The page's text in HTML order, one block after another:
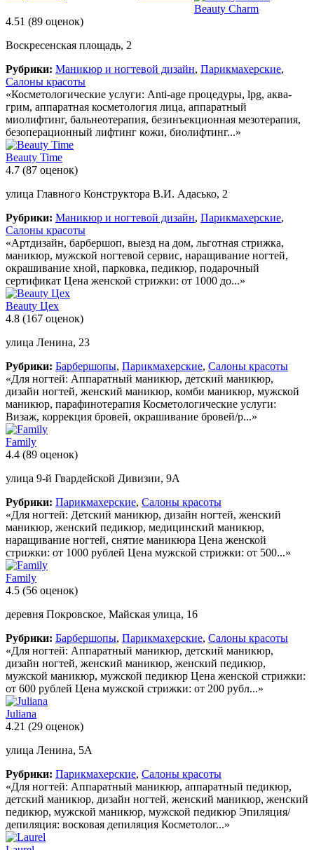
Beauty Charm
4.51 (89 оценок)
Воскресенская площадь, 2
Рубрики: Маникюр и ногтевой дизайн, Парикмахерские,
Салоны красоты
«Косметологические услуги: Anti-age процедуры, lpg, аква-
грим, аппаратная косметология лица, аппаратный
миолифтинг, бальнеотерапия, безинъекционная мезотерапия,
безоперационный лифтинг кожи, биолифтинг...»
Beauty Time
4.7 (87 оценок)
улица Главного Конструктора В.И. Адасько, 2
Рубрики: Маникюр и ногтевой дизайн, Парикмахерские,
Салоны красоты
«Артдизайн, барбершоп, выезд на дом, льготная стрижка,
маникюр, мужской ногтевой сервис, наращивание ногтей,
окрашивание хной, парковка, педикюр, подарочный
сертификат Цена женской стрижки: от 1000 до...»
Beauty Цех
4.8 (167 оценок)
улица Ленина, 23
Рубрики: Барбершопы, Парикмахерские, Салоны красоты
«Для ногтей: Аппаратный маникюр, детский маникюр,
дизайн ногтей, женский маникюр, комби маникюр, мужской
маникюр, парафинотерапия Косметологические услуги:
Визаж, коррекция бровей, окрашивание бровей/р...»
Family
4.4 (89 оценок)
улица 9-й Гвардейской Дивизии, 9А
Рубрики: Парикмахерские, Салоны красоты
«Для ногтей: Детский маникюр, дизайн ногтей, женский
маникюр, женский педикюр, медицинский маникюр,
наращивание ногтей, снятие маникюра Цена женской
стрижки: от 1000 рублей Цена мужской стрижки: от 500...»
Family
4.5 (56 оценок)
деревня Покровское, Майская улица, 16
Рубрики: Барбершопы, Парикмахерские, Салоны красоты
«Для ногтей: Аппаратный маникюр, детский маникюр,
дизайн ногтей, женский маникюр, женский педикюр,
мужской маникюр, мужской педикюр Цена женской стрижки:
от 600 рублей Цена мужской стрижки: от 200 рубл...»
Juliana
4.21 (29 оценок)
улица Ленина, 5А
Рубрики: Парикмахерские, Салоны красоты
«Для ногтей: Аппаратный маникюр, аппаратный педикюр,
детский маникюр, дизайн ногтей, женский маникюр, женский
педикюр, мужской маникюр, мужской педикюр Эпиляция/
депиляция: восковая депиляция Косметолог...»